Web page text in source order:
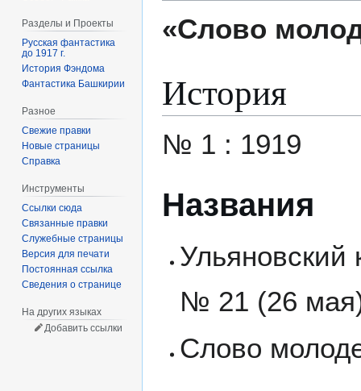
«Слово
История
№ 1 : 1919
Названия
№ 21 (26
Слово
Разделы и Проекты
Русская фантастика
до 1917 г.
История Фэндома
Фантастика Башкирии
Разное
Свежие правки
Новые страницы
Справка
Инструменты
Ссылки сюда
Связанные правки
Служебные страницы
Версия для печати
Постоянная ссылка
Сведения о странице
На других языках
Добавить ссылки